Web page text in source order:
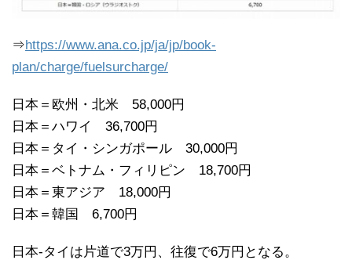
⇒https://www.ana.co.jp/ja/jp/book-
plan/charge/fuelsurcharge/
日本＝欧州・北米 58,000円
日本＝ハワイ 36,700円
日本＝タイ・シンガポール 30,000円
日本＝ベトナム・フィリピン 18,700円
日本＝東アジア 18,000円
日本＝韓国 6,700円
日本-タイは片道で3万円、往復で6万円となる。